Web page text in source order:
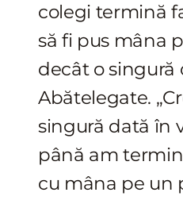
colegi termină
să fi pus mâna
decât o singură
Abătelegate.
singură dată în
până am
cu mâna pe un